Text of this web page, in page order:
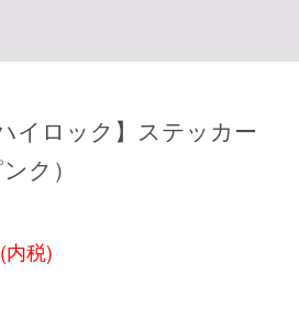
イロック】ステッカー
ク）
内税)